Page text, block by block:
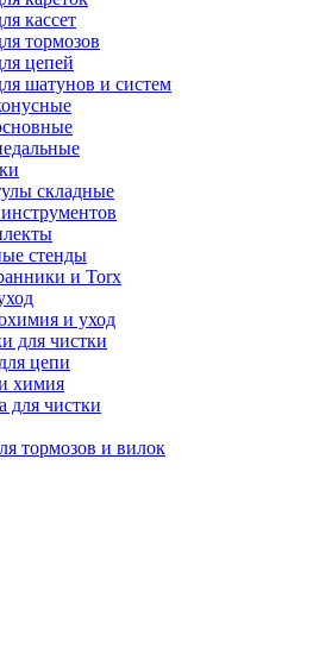
кассет
тормозов
цепей
шатунов и систем
складные
стенды
и Torx
и уход
для чистки
цепи
химия
для чистки
тормозов и вилок